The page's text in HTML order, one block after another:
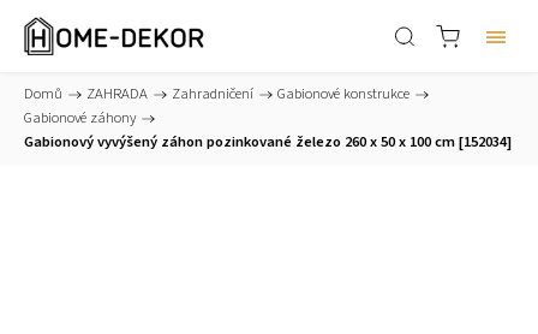
Domů / ZAHRADA / Zahradničení / Gabionové konstrukce /
Gabionové záhony /
Gabionový vyvýšený záhon pozinkované železo 260 x 50 x 100 cm [152034]